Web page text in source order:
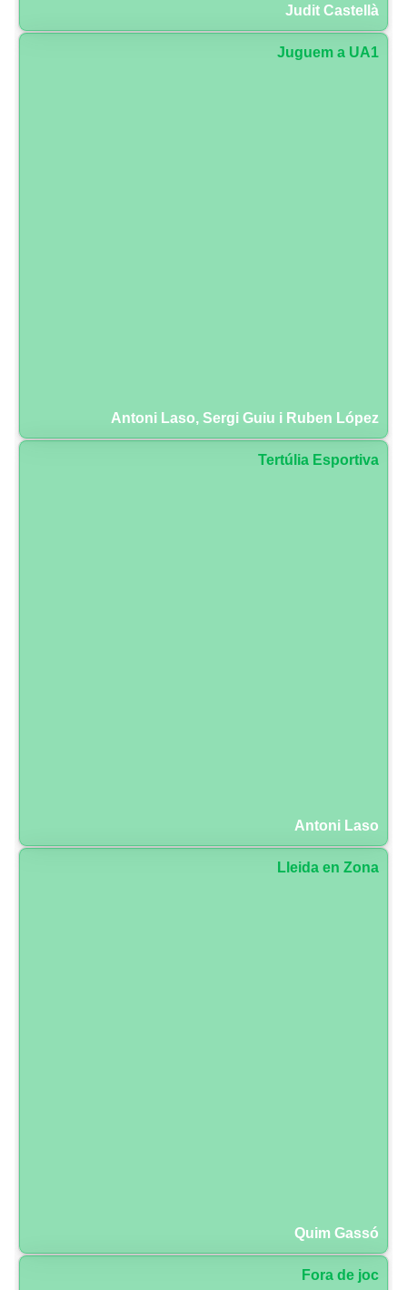
Judit Castellà
Juguem a UA1
Antoni Laso, Sergi Guiu i Ruben López
Tertúlia Esportiva
Antoni Laso
Lleida en Zona
Quim Gassó
Fora de joc